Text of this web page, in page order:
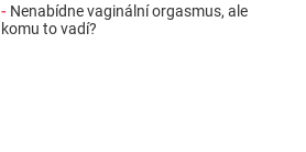
- Nenabídne vaginální orgasmus, ale
komu to vadí?